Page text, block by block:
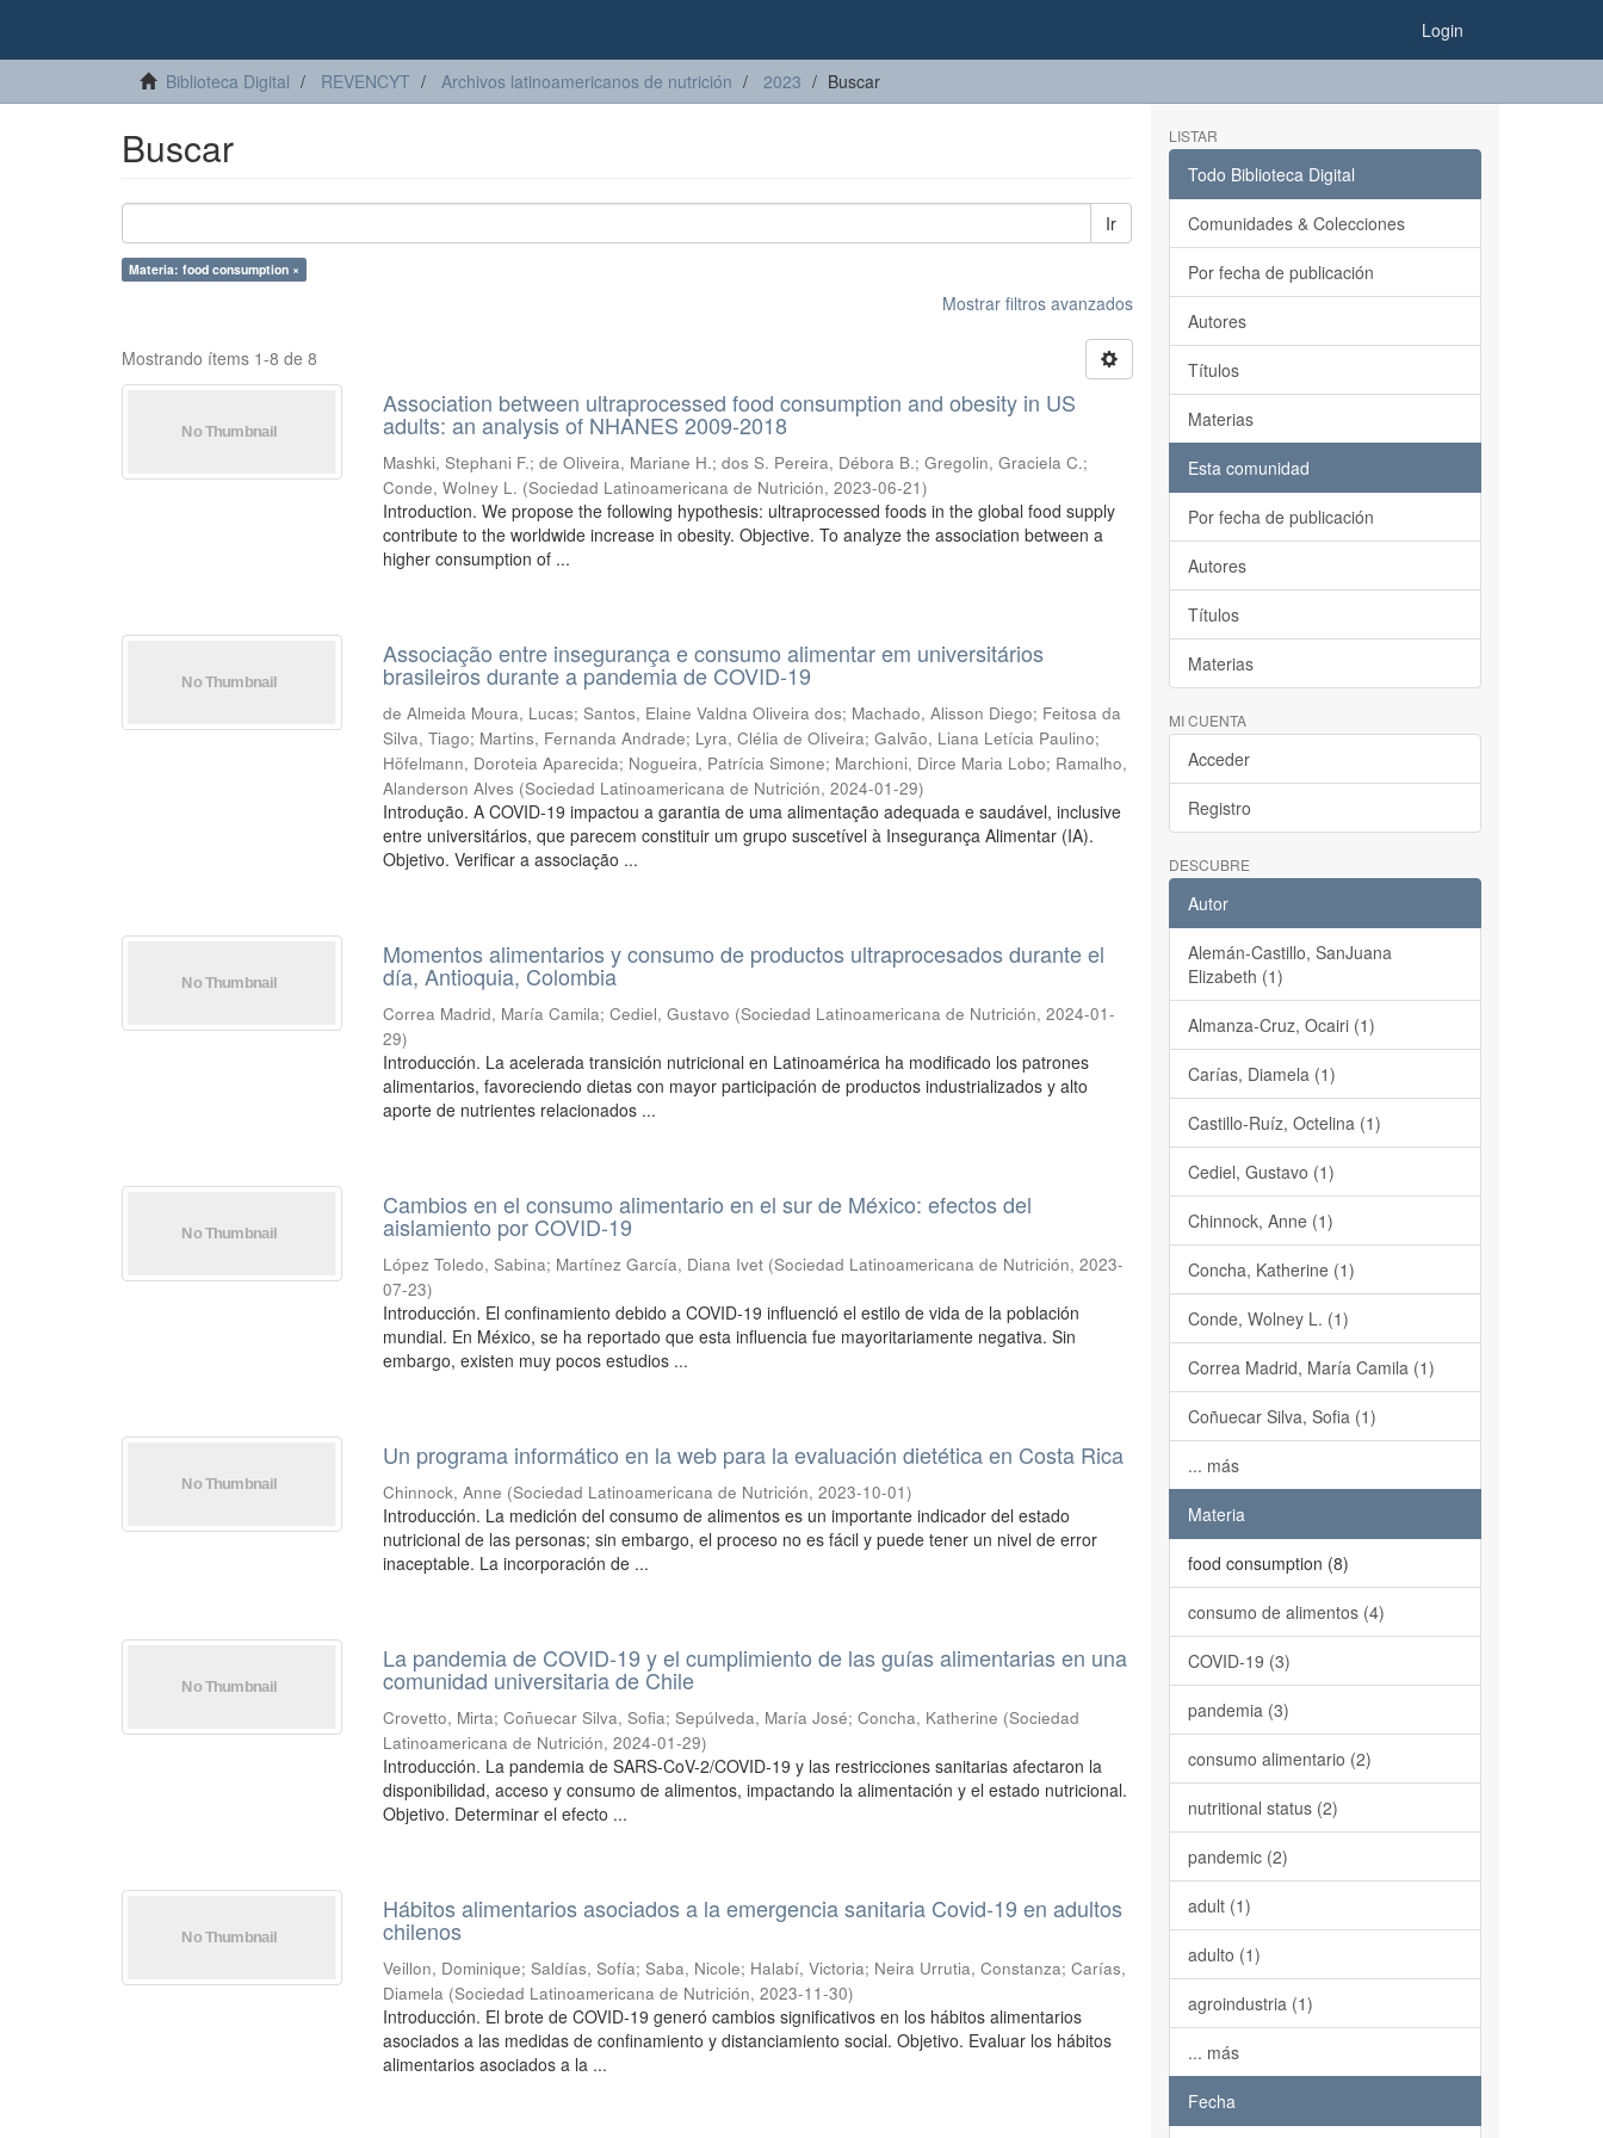
Login
Biblioteca Digital REVENCYT Archivos latinoamericanos de nutrición 2023 Buscar
Buscar
Ir
Materia: food consumption ×
Mostrar filtros avanzados
Mostrando ítems 1-8 de 8
Association between ultraprocessed food consumption and obesity in US
adults: an analysis of NHANES 2009-2018
Mashki, Stephani F.;de Oliveira, Mariane H.;dos S. Pereira, Débora B.;Gregolin, Graciela C.;
Conde, Wolney L. (Sociedad Latinoamericana de Nutrición,2023-06-21)
Introduction. We propose the following hypothesis: ultraprocessed foods in the global food supply
contribute to the worldwide increase in obesity. Objective. To analyze the association between a
higher consumption of ...
Associação entre insegurança e consumo alimentar em universitários
brasileiros durante a pandemia de COVID-19
de Almeida Moura, Lucas;Santos, Elaine Valdna Oliveira dos; Machado, Alisson Diego; Feitosa da
Silva, Tiago; Martins, Fernanda Andrade; Lyra, Clélia de Oliveira;Galvão, Liana Letícia Paulino;
Höfelmann, Doroteia Aparecida; Nogueira, Patrícia Simone; Marchioni, Dirce Maria Lobo; Ramalho,
Alanderson Alves (Sociedad Latinoamericana de Nutrición,2024-01-29)
Introdução. A COVID-19 impactou a garantia de uma alimentação adequada e saudável, inclusive
entre universitários, que parecem constituir um grupo suscetível à Insegurança Alimentar (IA).
Objetivo. Verificar a associação ...
Momentos alimentarios y consumo de productos ultraprocesados durante el
día, Antioquia, Colombia
Correa Madrid, María Camila;Cediel, Gustavo (Sociedad Latinoamericana de Nutrición,2024-01-
29)
Introducción. La acelerada transición nutricional en Latinoamérica ha modificado los patrones
alimentarios, favoreciendo dietas con mayor participación de productos industrializados y alto
aporte de nutrientes relacionados ...
Cambios en el consumo alimentario en el sur de México: efectos del
aislamiento por COVID-19
López Toledo, Sabina; Martínez García, Diana Ivet (Sociedad Latinoamericana de Nutrición,2023-
07-23)
Introducción. El confinamiento debido a COVID-19 influenció el estilo de vida de la población
mundial. En México, se ha reportado que esta influencia fue mayoritariamente negativa. Sin
embargo, existen muy pocos estudios ...
Un programa informático en la web para la evaluación dietética en Costa Rica
Chinnock, Anne (Sociedad Latinoamericana de Nutrición,2023-10-01)
Introducción. La medición del consumo de alimentos es un importante indicador del estado
nutricional de las personas; sin embargo, el proceso no es fácil y puede tener un nivel de error
inaceptable. La incorporación de ...
La pandemia de COVID-19 y el cumplimiento de las guías alimentarias en una
comunidad universitaria de Chile
Crovetto, Mirta;Coñuecar Silva, Sofia;Sepúlveda, María José;Concha, Katherine (Sociedad
Latinoamericana de Nutrición,2024-01-29)
Introducción. La pandemia de SARS-CoV-2/COVID-19 y las restricciones sanitarias afectaron la
disponibilidad, acceso y consumo de alimentos, impactando la alimentación y el estado nutricional.
Objetivo. Determinar el efecto ...
Hábitos alimentarios asociados a la emergencia sanitaria Covid-19 en adultos
chilenos
Veillon, Dominique;Saldías, Sofía;Saba, Nicole; Halabí, Victoria; Neira Urrutia, Constanza;Carías,
Diamela (Sociedad Latinoamericana de Nutrición,2023-11-30)
Introducción. El brote de COVID-19 generó cambios significativos en los hábitos alimentarios
asociados a las medidas de confinamiento y distanciamiento social. Objetivo. Evaluar los hábitos
alimentarios asociados a la ...
LISTAR
Todo Biblioteca Digital
Comunidades & Colecciones
Por fecha de publicación
Autores
Títulos
Materias
Esta comunidad
Por fecha de publicación
Autores
Títulos
Materias
MI CUENTA
Acceder
Registro
DESCUBRE
Autor
Alemán-Castillo, SanJuana
Elizabeth (1)
Almanza-Cruz, Ocairi (1)
Carías, Diamela (1)
Castillo-Ruíz, Octelina (1)
Cediel, Gustavo (1)
Chinnock, Anne (1)
Concha, Katherine (1)
Conde, Wolney L. (1)
Correa Madrid, María Camila (1)
Coñuecar Silva, Sofia (1)
... más
Materia
food consumption (8)
consumo de alimentos (4)
COVID-19 (3)
pandemia (3)
consumo alimentario (2)
nutritional status (2)
pandemic (2)
adult (1)
adulto (1)
agroindustria (1)
... más
Fecha